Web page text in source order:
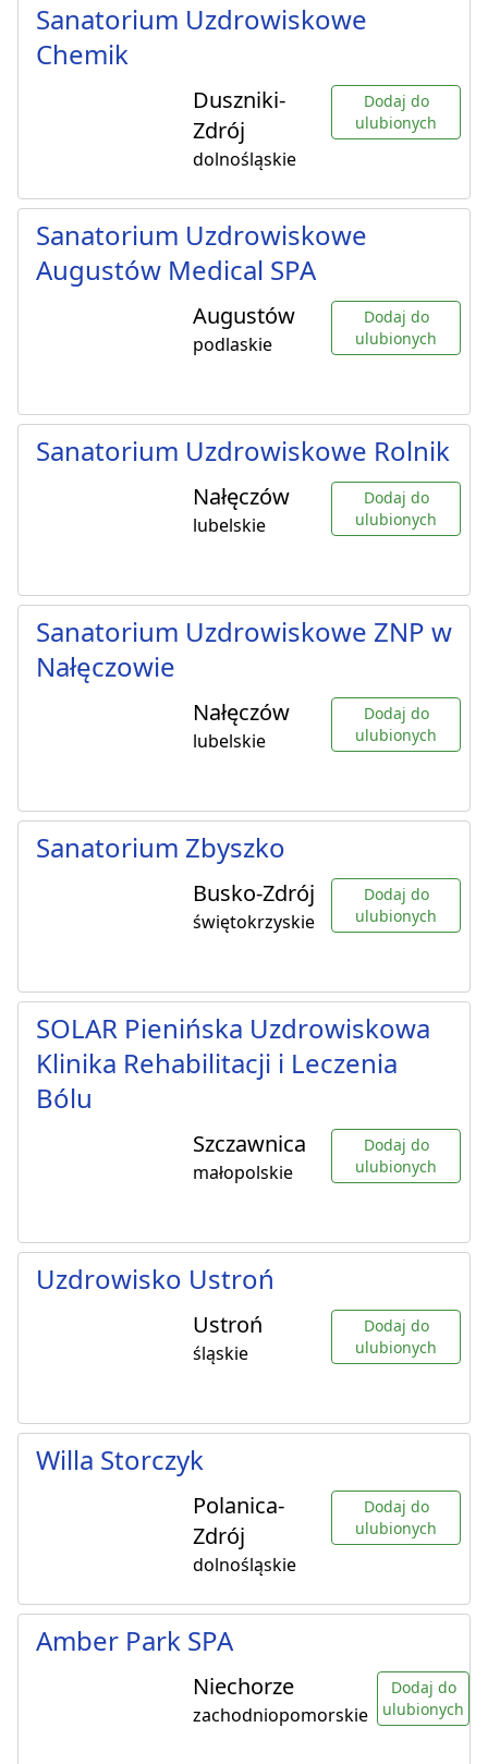
Sanatorium Uzdrowiskowe
Chemik
Duszniki-
Zdrój
dolnośląskie
Dodaj do
ulubionych
Sanatorium Uzdrowiskowe
Augustów Medical SPA
Augustów
podlaskie
Dodaj do
ulubionych
Sanatorium Uzdrowiskowe Rolnik
Nałęczów
lubelskie
Dodaj do
ulubionych
Sanatorium Uzdrowiskowe ZNP w
Nałęczowie
Nałęczów
lubelskie
Dodaj do
ulubionych
Sanatorium Zbyszko
Busko-Zdrój
świętokrzyskie
Dodaj do
ulubionych
SOLAR Pienińska Uzdrowiskowa
Klinika Rehabilitacji i Leczenia
Bólu
Szczawnica
małopolskie
Dodaj do
ulubionych
Uzdrowisko Ustroń
Ustroń
śląskie
Dodaj do
ulubionych
Willa Storczyk
Polanica-
Zdrój
dolnośląskie
Dodaj do
ulubionych
Amber Park SPA
Niechorze
zachodniopomorskie
Dodaj do
ulubionych